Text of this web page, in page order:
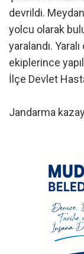
devrildi.
yolcu olarak
yaralandı.
ekiplerince
İlçe Devlet
Jandarma